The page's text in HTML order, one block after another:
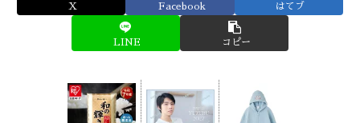
X Facebook はてブ
LINE コピー